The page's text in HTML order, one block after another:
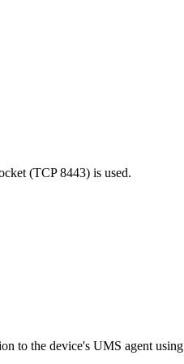
(TCP 8443) is used.
to the device's UMS agent